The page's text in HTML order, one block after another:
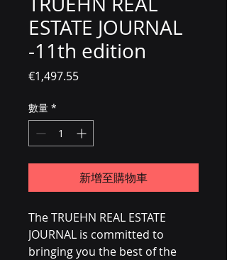
ESTATE JOURNAL
-11th edition
€1,497.55價格
數量 *
新增至購物車
The TRUEHN REAL ESTATE
JOURNAL is committed to
bringing you the best of the